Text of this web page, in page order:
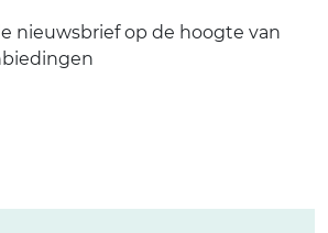
nieuwsbrief op de hoogte van